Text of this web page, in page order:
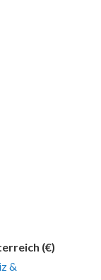
(€)
&